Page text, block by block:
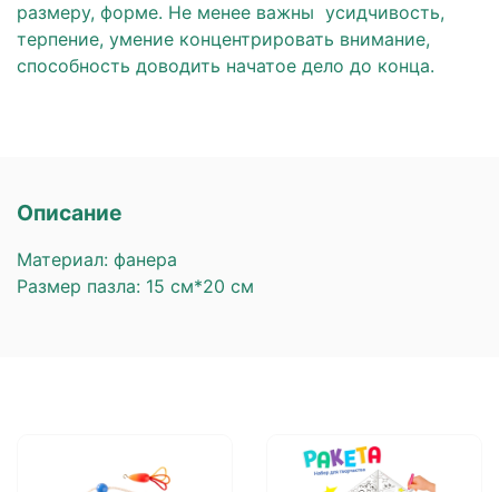
размеру, форме. Не менее важны усидчивость,
терпение, умение концентрировать внимание,
способность доводить начатое дело до конца.
Описание
Материал: фанера
Размер пазла: 15 см*20 см